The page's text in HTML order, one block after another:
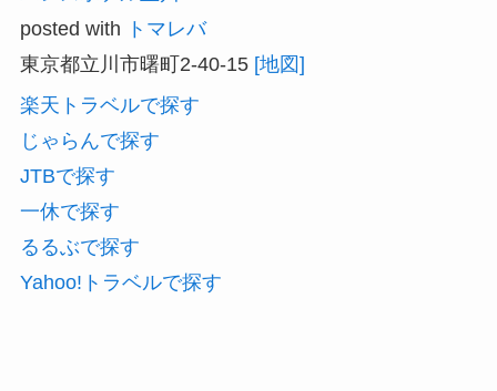
posted with トマレバ
東京都立川市曙町2-40-15 [地図]
楽天トラベルで探す
じゃらんで探す
JTBで探す
一休で探す
るるぶで探す
Yahoo!トラベルで探す